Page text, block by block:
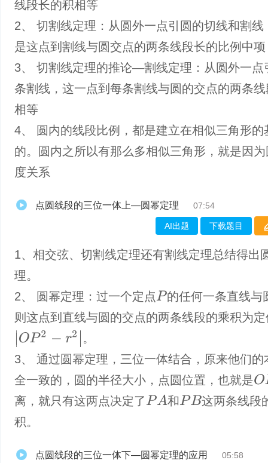
线段长的积相等
2、 切割线定理：从圆外一点引圆的切线和割线
是这点到割线与圆交点的两条线段长的比例中项
3、 切割线定理的推论—割线定理：从圆外一点
条割线，这一点到每条割线与圆的交点的两条
相等
4、 圆内的线段比例，都是建立在相似三角形的
的。圆内之所以有那么多相似三角形，就是因
度关系
点圆线段的三位一体上—圆幂定理 07:54
AI出题 下载题目
1、相交弦、切割线定理还有割线定理总结得出
理。
2、 圆幂定理：过一个定点 P
的任何一条直线与
则这点到直线与圆的交点的两条线段的乘积为定
| OP2−r2
。
3、 通过圆幂定理，三位一体结合，原来他们的
全一致的，圆的半径大小，点圆位置，也就是OP
离，就只有这两点决定了 PA 和 PB
这两条线段
积。
点圆线段的三位一体下—圆幂定理的应用 05:58